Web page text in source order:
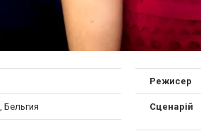
Бельгия
Режисер
Сценарій